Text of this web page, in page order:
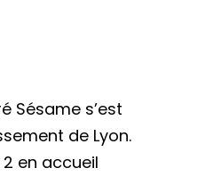
Sésame s’est
de Lyon.
en accueil